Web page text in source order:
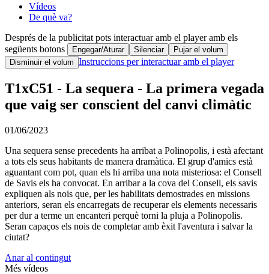
Vídeos
De què va?
Després de la publicitat pots interactuar amb el player amb els
següents botons
Engegar/Aturar Silenciar
Pujar el volum
Disminuir el volum Instruccions per interactuar amb el player
T1xC51 - La sequera - La primera vegada
que vaig ser conscient del canvi climàtic
01/06/2023
Una sequera sense precedents ha arribat a Polinopolis, i està afectant
a tots els seus habitants de manera dramàtica. El grup d'amics està
aguantant com pot, quan els hi arriba una nota misteriosa: el Consell
de Savis els ha convocat. En arribar a la cova del Consell, els savis
expliquen als nois que, per les habilitats demostrades en missions
anteriors, seran els encarregats de recuperar els elements necessaris
per dur a terme un encanteri perquè torni la pluja a Polinopolis.
Seran capaços els nois de completar amb èxit l'aventura i salvar la
ciutat?
Anar al contingut
Més vídeos